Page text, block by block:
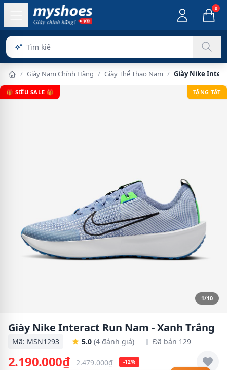
0
Sản
/ Giày Nam Chính Hãng / Giày Thể Thao Nam / Giày Nike
🎁 SIÊU SALE 🎁 TẶNG TẤT
1/10
Giày Nike Interact Run Nam - Xanh Trắng
Mã: MSN1293 5.0 (4 đánh giá) Đã bán 129
2.190.000₫ 2.479.000₫ -12%